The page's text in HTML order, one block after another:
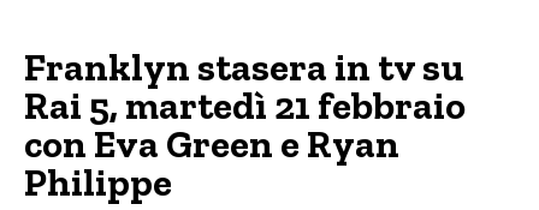
Franklyn stasera in tv su
Rai 5, martedì 21 febbraio
con Eva Green e Ryan
Philippe